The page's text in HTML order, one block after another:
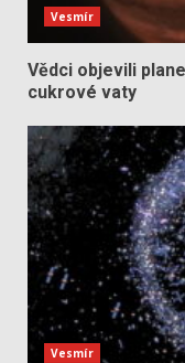
Vesmír
Vědci objevili
cukrové vaty
Vesmír